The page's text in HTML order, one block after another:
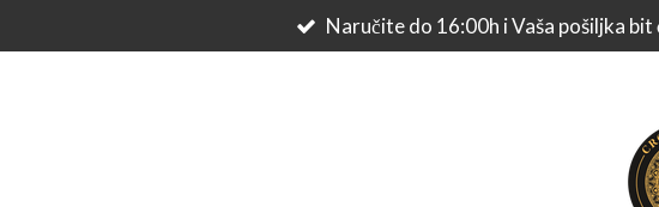
to
Naručite do 16:00h i Vaša pošiljka